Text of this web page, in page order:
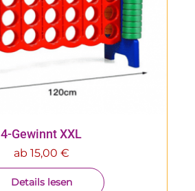
4-Gewinnt XXL
ab 15,00 €
Details lesen